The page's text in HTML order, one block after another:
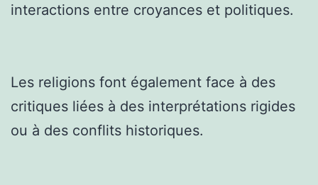
interactions entre croyances et politiques.
Les religions font également face à des
critiques liées à des interprétations rigides
ou à des conflits historiques.